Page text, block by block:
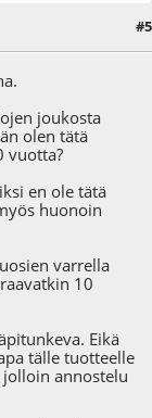
#5
joukosta
olen tätä
vuotta?
en ole tätä
huonoin
varrella
10
Eikä
tälle tuotteelle
annostelu